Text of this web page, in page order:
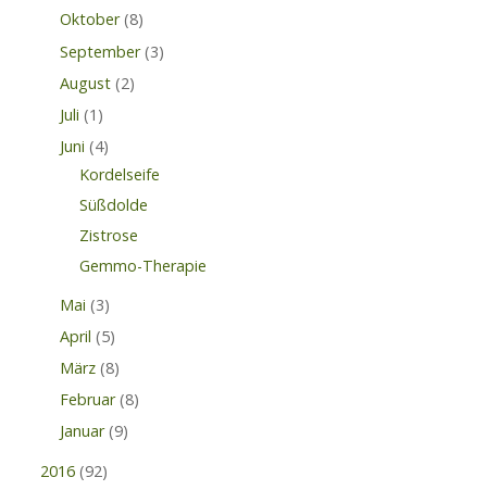
Oktober (8)
September (3)
August (2)
Juli (1)
Juni (4)
Kordelseife
Süßdolde
Zistrose
Gemmo-Therapie
Mai (3)
April (5)
März (8)
Februar (8)
Januar (9)
2016 (92)